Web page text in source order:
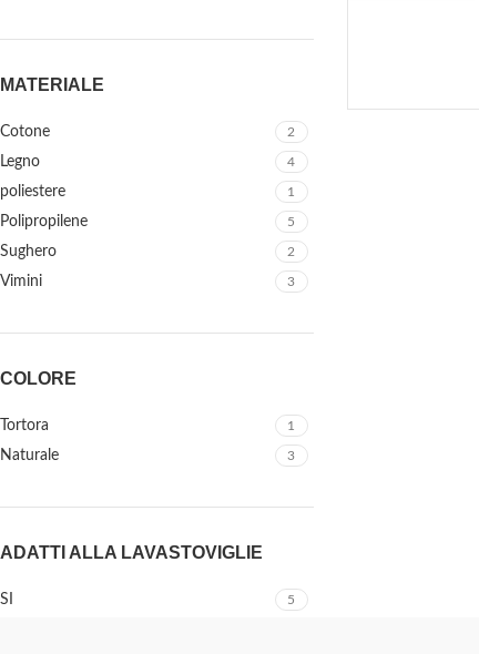
MATERIALE
Cotone 2
Legno 4
poliestere 1
Polipropilene 5
Sughero 2
Vimini 3
COLORE
Tortora 1
Naturale 3
ADATTI ALLA LAVASTOVIGLIE
SI 5